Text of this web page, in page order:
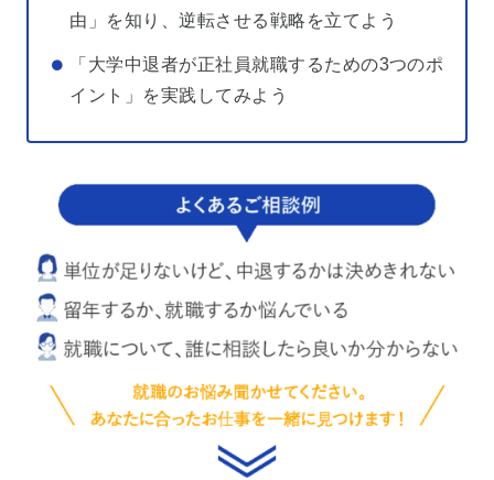
由」を知り、逆転させる戦略を立てよう
「大学中退者が正社員就職するための3つのポ
イント」を実践してみよう